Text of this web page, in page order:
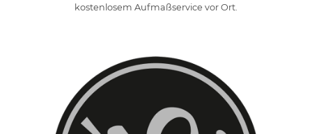
kostenlosem Aufmaßservice vor Ort.